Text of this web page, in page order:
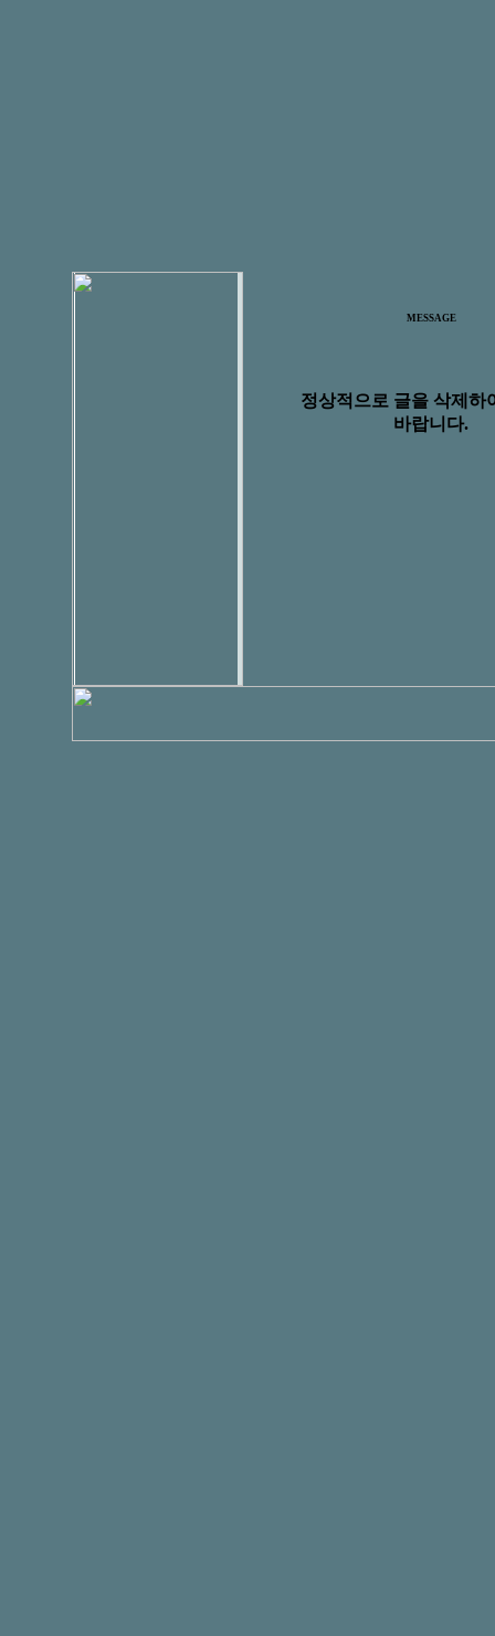
MESSAGE
정상적으로 글을 삭제하
바랍니다.